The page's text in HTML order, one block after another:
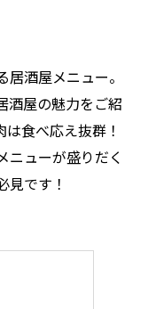
酒屋メニュー。
酒屋の魅力をご紹
食べ応え抜群！
ニューが盛りだく
見です！